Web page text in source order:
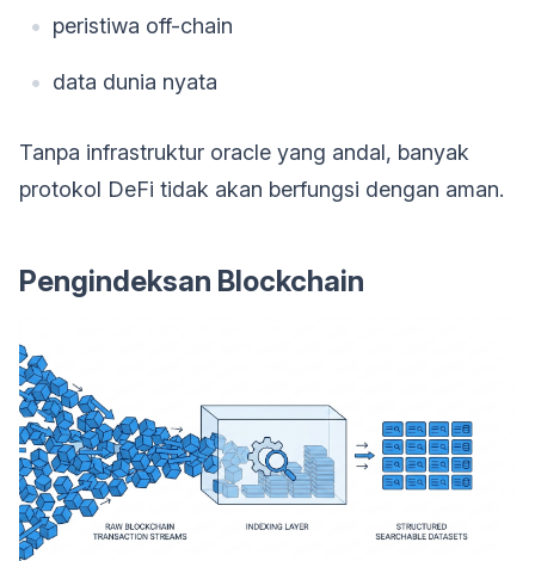
peristiwa off-chain
data dunia nyata
Tanpa infrastruktur oracle yang andal, banyak
protokol DeFi tidak akan berfungsi dengan aman.
Pengindeksan Blockchain